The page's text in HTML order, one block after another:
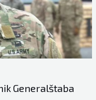
Generalštaba